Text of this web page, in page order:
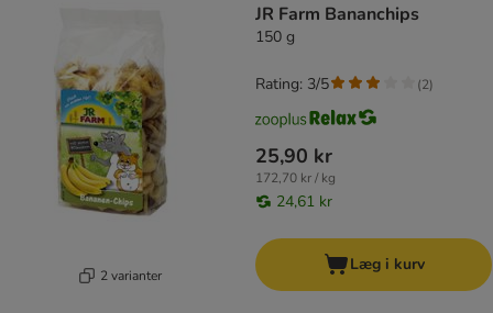
2 varianter
JR Farm Bananchips
150 g
25,90 kr
172,70 kr / kg
24,61 kr
Rating: 3/5 (2)
Læg i kurv